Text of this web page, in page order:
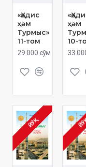
«Ҳәдис
ҳәм
Турмыс»
11-том
29 000 сўм
ҳәм
10-
33
ЙЎҚ